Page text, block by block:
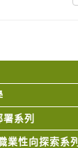
系列
業性向探索系列